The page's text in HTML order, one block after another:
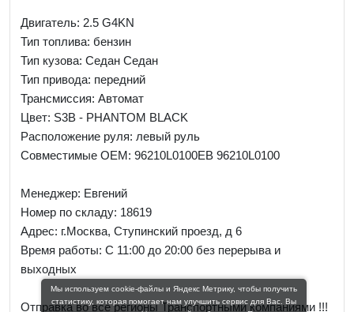
Двигатель: 2.5 G4KN
Тип топлива: бензин
Тип кузова: Седан Седан
Тип привода: передний
Трансмиссия: Автомат
Цвет: S3B - PHANTOM BLACK
Расположение руля: левый руль
Совместимые OEM: 96210L0100EB 96210L0100
Менеджер: Евгений
Номер по складу: 18619
Адрес: г.Москва, Ступинский проезд, д 6
Время работы: С 11:00 до 20:00 без перерыва и
выходных
Отправка во все регионы Транспортными компаниями !!!
Мы используем cookie-файлы и Яндекс Метрику, чтобы получить
статистику, которая помогает нам улучшить сервис для Вас. Вы